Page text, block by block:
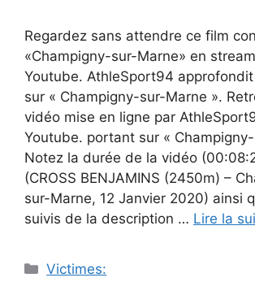
Regardez sans attendre ce film
«Champigny-sur-Marne» en
Youtube. AthleSport94
sur « Champigny-sur-Marne ».
vidéo mise en ligne par
Youtube. portant sur «
Notez la durée de la vidéo
(CROSS BENJAMINS (2450m) –
sur-Marne, 12 Janvier 2020) ainsi
suivis de la description … Lire la
Catégories
Victimes: